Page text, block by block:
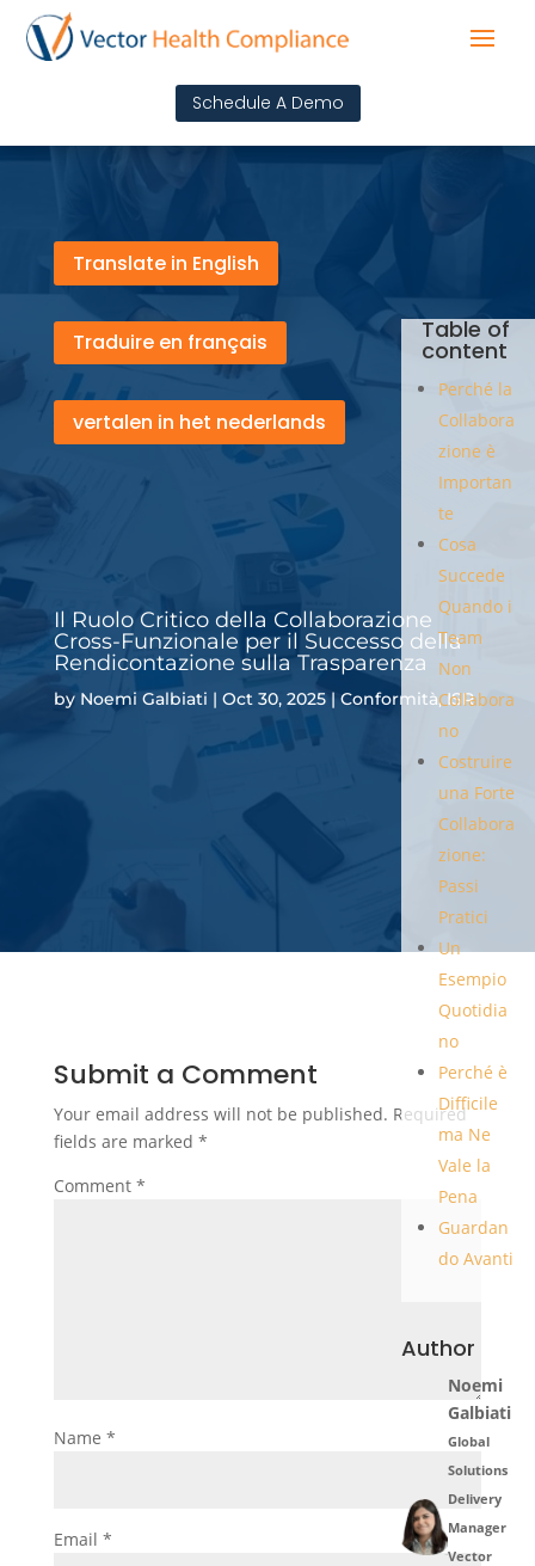
Schedule A Demo
Translate in English
Traduire en français
vertalen in het nederlands
Il Ruolo Critico della Collaborazione
Cross-Funzionale per il Successo della
Rendicontazione sulla Trasparenza
by Noemi Galbiati | Oct 30, 2025|Conformità,ISR
Table of
content
Perché la
Collabora
zione è
Importan
te
Cosa
Succede
Quando i
Team
Non
Collabora
no
Costruire
una Forte
Collabora
zione:
Passi
Pratici
Un
Esempio
Quotidia
no
Perché è
Difficile
ma Ne
Vale la
Pena
Guardan
do Avanti
Author
Noemi
Galbiati
Global
Solutions
Delivery
Manager
Vector
Submit a Comment
Your email address will not be published. Required
fields are marked *
Comment *
Name *
Email *